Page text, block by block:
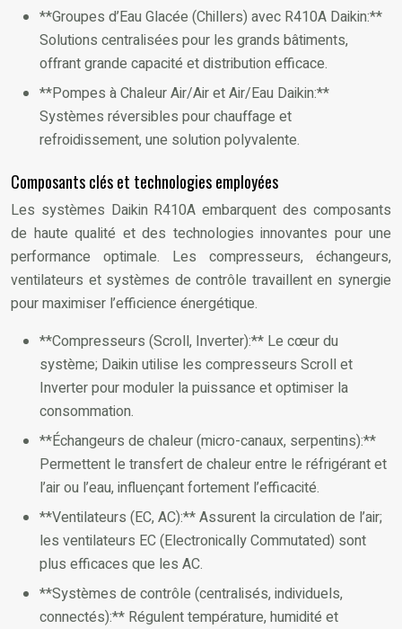
**Groupes d’Eau Glacée (Chillers) avec R410A Daikin:**
Solutions centralisées pour les grands bâtiments,
offrant grande capacité et distribution efficace.
**Pompes à Chaleur Air/Air et Air/Eau Daikin:**
Systèmes réversibles pour chauffage et
refroidissement, une solution polyvalente.
Composants clés et technologies employées
Les systèmes Daikin R410A embarquent des composants
de haute qualité et des technologies innovantes pour une
performance optimale. Les compresseurs, échangeurs,
ventilateurs et systèmes de contrôle travaillent en synergie
pour maximiser l’efficience énergétique.
**Compresseurs (Scroll, Inverter):** Le cœur du
système; Daikin utilise les compresseurs Scroll et
Inverter pour moduler la puissance et optimiser la
consommation.
**Échangeurs de chaleur (micro-canaux, serpentins):**
Permettent le transfert de chaleur entre le réfrigérant et
l’air ou l’eau, influençant fortement l’efficacité.
**Ventilateurs (EC, AC):** Assurent la circulation de l’air;
les ventilateurs EC (Electronically Commutated) sont
plus efficaces que les AC.
**Systèmes de contrôle (centralisés, individuels,
connectés):** Régulent température, humidité et